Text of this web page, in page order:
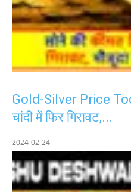
Gold-Silver Price
चांदी में फिर गिरावट,...
2024-02-24